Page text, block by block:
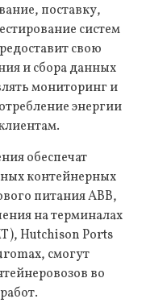
поставку,
систем
свою
и сбора данных
мониторинг и
энергии
обеспечат
контейнерных
питания ABB,
на терминалах
Hutchison Ports
смогут
во